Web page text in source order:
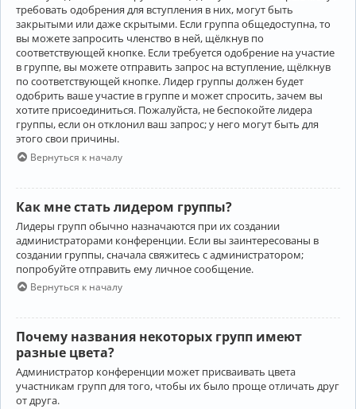
требовать одобрения для вступления в них, могут быть
закрытыми или даже скрытыми. Если группа общедоступна, то
вы можете запросить членство в ней, щёлкнув по
соответствующей кнопке. Если требуется одобрение на участие
в группе, вы можете отправить запрос на вступление, щёлкнув
по соответствующей кнопке. Лидер группы должен будет
одобрить ваше участие в группе и может спросить, зачем вы
хотите присоединиться. Пожалуйста, не беспокойте лидера
группы, если он отклонил ваш запрос; у него могут быть для
этого свои причины.
Вернуться к началу
Как мне стать лидером группы?
Лидеры групп обычно назначаются при их создании
администраторами конференции. Если вы заинтересованы в
создании группы, сначала свяжитесь с администратором;
попробуйте отправить ему личное сообщение.
Вернуться к началу
Почему названия некоторых групп имеют
разные цвета?
Администратор конференции может присваивать цвета
участникам групп для того, чтобы их было проще отличать друг
от друга.